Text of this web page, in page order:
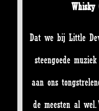
Whisky
Dat we bij Little
steengoede
aan ons
de meesten al